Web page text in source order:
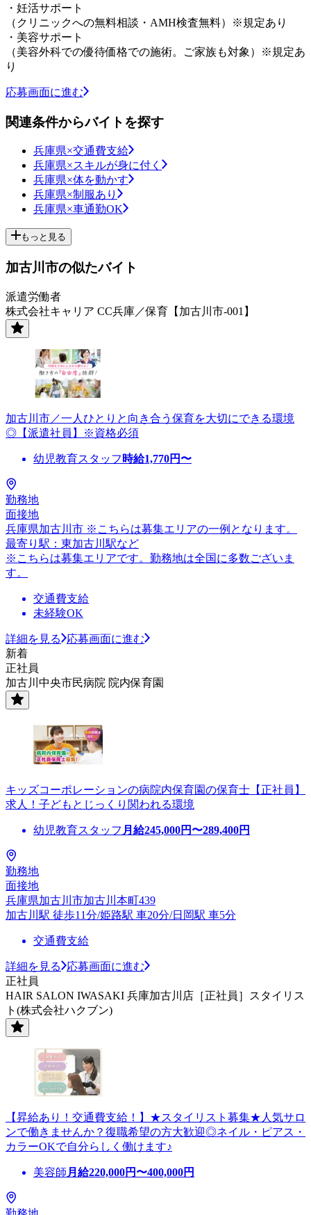
・妊活サポート
（クリニックへの無料相談・AMH検査無料）※規定あり
・美容サポート
（美容外科での優待価格での施術。ご家族も対象）※規定あ
り
応募画面に進む
関連条件からバイトを探す
兵庫県×交通費支給
兵庫県×スキルが身に付く
兵庫県×体を動かす
兵庫県×制服あり
兵庫県×車通勤OK
もっと見る
加古川市の似たバイト
派遣労働者
株式会社キャリア CC兵庫／保育【加古川市-001】
加古川市／一人ひとりと向き合う保育を大切にできる環境
◎【派遣社員】※資格必須
幼児教育スタッフ 時給1,770円〜
勤務地
面接地
兵庫県加古川市 ※こちらは募集エリアの一例となります。
最寄り駅：東加古川駅など
※こちらは募集エリアです。勤務地は全国に多数ございま
す。
交通費支給
未経験OK
詳細を見る
応募画面に進む
新着
正社員
加古川中央市民病院 院内保育園
キッズコーポレーションの病院内保育園の保育士【正社員】
求人！子どもとじっくり関われる環境
幼児教育スタッフ 月給245,000円〜289,400円
勤務地
面接地
兵庫県加古川市加古川本町439
加古川駅 徒歩11分/姫路駅 車20分/日岡駅 車5分
交通費支給
詳細を見る
応募画面に進む
正社員
HAIR SALON IWASAKI 兵庫加古川店［正社員］スタイリス
ト(株式会社ハクブン)
【昇給あり！交通費支給！】★スタイリスト募集★人気サロ
ンで働きませんか？復職希望の方大歓迎◎ネイル・ピアス・
カラーOKで自分らしく働けます♪
美容師 月給220,000円〜400,000円